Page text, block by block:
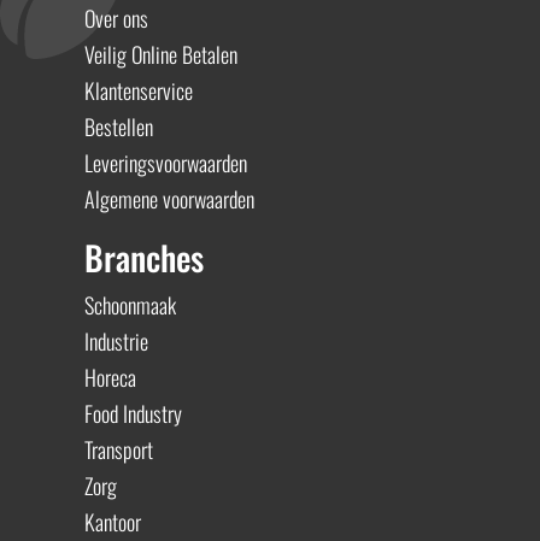
Over ons
Veilig Online Betalen
Klantenservice
Bestellen
Leveringsvoorwaarden
Algemene voorwaarden
Branches
Schoonmaak
Industrie
Horeca
Food Industry
Transport
Zorg
Kantoor